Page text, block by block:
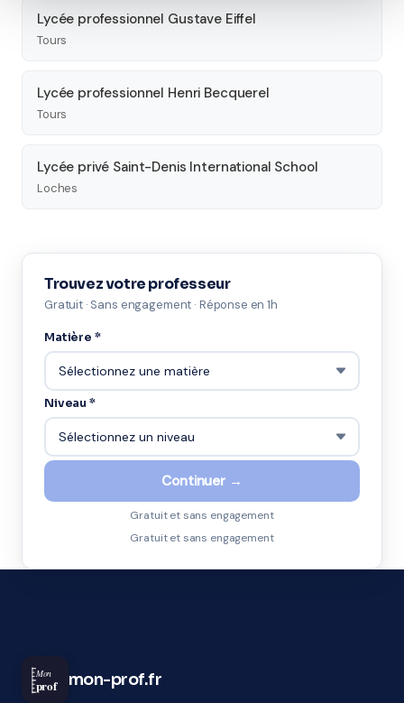
Lycée professionnel Gustave Eiffel
Tours
Lycée professionnel Henri Becquerel
Tours
Lycée privé Saint-Denis International School
Loches
Trouvez votre professeur
Gratuit · Sans engagement · Réponse en 1h
Matière *
Niveau *
Continuer →
Gratuit et sans engagement
Gratuit et sans engagement
Mon
prof mon-prof.fr